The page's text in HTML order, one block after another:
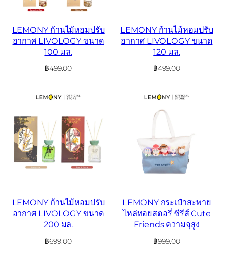
LEMONY ก้านไม้หอมปรับ
อากาศ LIVOLOGY ขนาด
100 มล.
฿499.00
LEMONY ก้านไม้หอมปรับ
อากาศ LIVOLOGY ขนาด
120 มล.
฿499.00
LEMONY ก้านไม้หอมปรับ
อากาศ LIVOLOGY ขนาด
200 มล.
฿699.00
LEMONY กระเป๋าสะพาย
ไหล่ทอยสตอรี่ ซีรีส์ Cute
Friends ความจุสูง
฿999.00